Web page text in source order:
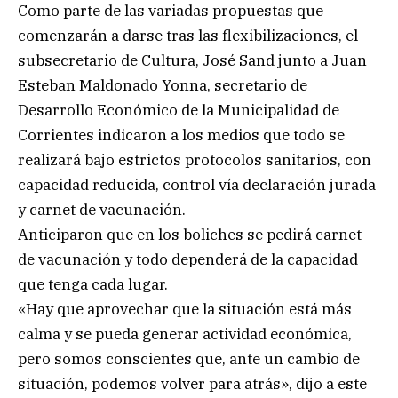
Como parte de las variadas propuestas que
comenzarán a darse tras las flexibilizaciones, el
subsecretario de Cultura, José Sand junto a Juan
Esteban Maldonado Yonna, secretario de
Desarrollo Económico de la Municipalidad de
Corrientes indicaron a los medios que todo se
realizará bajo estrictos protocolos sanitarios, con
capacidad reducida, control vía declaración jurada
y carnet de vacunación.
Anticiparon que en los boliches se pedirá carnet
de vacunación y todo dependerá de la capacidad
que tenga cada lugar.
«Hay que aprovechar que la situación está más
calma y se pueda generar actividad económica,
pero somos conscientes que, ante un cambio de
situación, podemos volver para atrás», dijo a este